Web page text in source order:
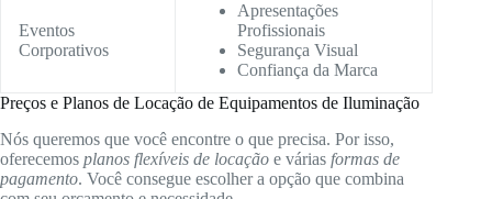
Eventos
Corporativos
Apresentações
Profissionais
Segurança Visual
Confiança da Marca
Preços e Planos de Locação de Equipamentos de Iluminação
Nós queremos que você encontre o que precisa. Por isso,
oferecemos planos flexíveis de locação e várias formas de
pagamento. Você consegue escolher a opção que combina